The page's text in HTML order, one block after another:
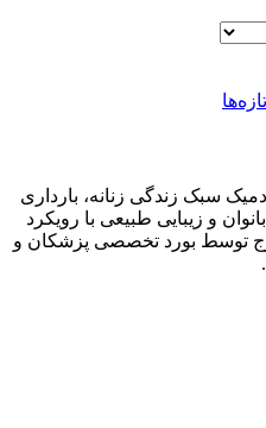
تازه‌ها
سبک زندگی زنانه، بارداری
و زیبایی طبیعی با رویکرد
توسط بورد تخصصی پزشکان و